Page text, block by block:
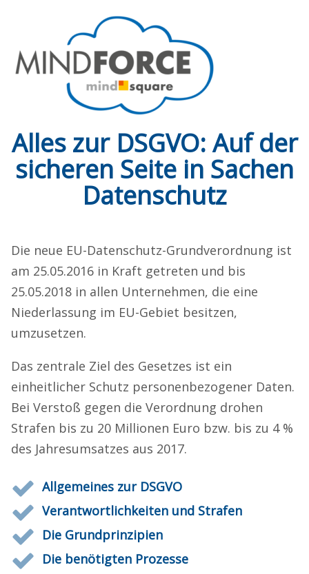
Alles zur DSGVO: Auf der
sicheren Seite in Sachen
Datenschutz
Die neue EU-Datenschutz-Grundverordnung ist
am 25.05.2016 in Kraft getreten und bis
25.05.2018 in allen Unternehmen, die eine
Niederlassung im EU-Gebiet besitzen,
umzusetzen.
Das zentrale Ziel des Gesetzes ist ein
einheitlicher Schutz personenbezogener Daten.
Bei Verstoß gegen die Verordnung drohen
Strafen bis zu 20 Millionen Euro bzw. bis zu 4 %
des Jahresumsatzes aus 2017.
Allgemeines zur DSGVO
Verantwortlichkeiten und Strafen
Die Grundprinzipien
Die benötigten Prozesse